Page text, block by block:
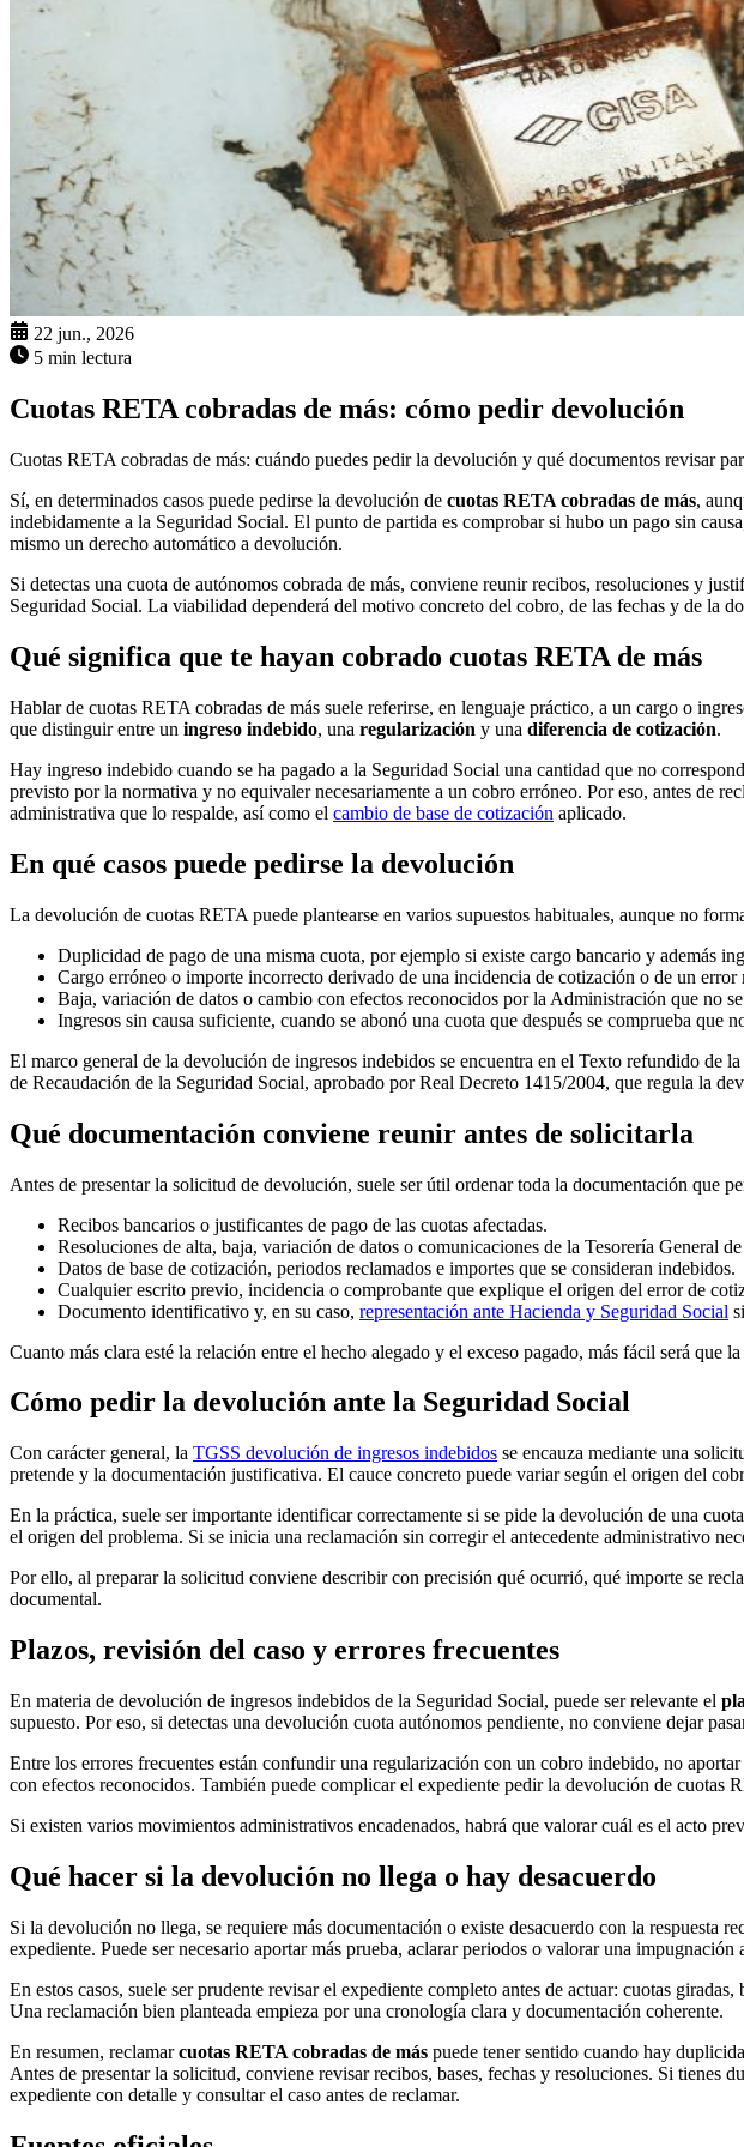
22 jun., 2026
5 min lectura
Cuotas RETA cobradas de más: cómo pedir devolución
Cuotas RETA cobradas de más: cuándo puedes pedir la devolución y qué documentos revisar
Sí, en determinados casos puede pedirse la devolución de cuotas RETA cobradas de más,
indebidamente a la Seguridad Social. El punto de partida es comprobar si hubo un pago sin
mismo un derecho automático a devolución.
Si detectas una cuota de autónomos cobrada de más, conviene reunir recibos, resoluciones y
Seguridad Social. La viabilidad dependerá del motivo concreto del cobro, de las fechas y de la
Qué significa que te hayan cobrado cuotas RETA de más
Hablar de cuotas RETA cobradas de más suele referirse, en lenguaje práctico, a un cargo o
que distinguir entre un ingreso indebido, una regularización y una diferencia de cotización.
Hay ingreso indebido cuando se ha pagado a la Seguridad Social una cantidad que no
previsto por la normativa y no equivaler necesariamente a un cobro erróneo. Por eso, antes de
administrativa que lo respalde, así como el cambio de base de cotización aplicado.
En qué casos puede pedirse la devolución
La devolución de cuotas RETA puede plantearse en varios supuestos habituales, aunque no
Duplicidad de pago de una misma cuota, por ejemplo si existe cargo bancario y además
Cargo erróneo o importe incorrecto derivado de una incidencia de cotización o de un error
Baja, variación de datos o cambio con efectos reconocidos por la Administración que no
Ingresos sin causa suficiente, cuando se abonó una cuota que después se comprueba que
El marco general de la devolución de ingresos indebidos se encuentra en el Texto refundido de
de Recaudación de la Seguridad Social, aprobado por Real Decreto 1415/2004, que regula la
Qué documentación conviene reunir antes de solicitarla
Antes de presentar la solicitud de devolución, suele ser útil ordenar toda la documentación que
Recibos bancarios o justificantes de pago de las cuotas afectadas.
Resoluciones de alta, baja, variación de datos o comunicaciones de la Tesorería General
Datos de base de cotización, periodos reclamados e importes que se consideran indebidos.
Cualquier escrito previo, incidencia o comprobante que explique el origen del error de
Documento identificativo y, en su caso, representación ante Hacienda y Seguridad Social
Cuanto más clara esté la relación entre el hecho alegado y el exceso pagado, más fácil será
Cómo pedir la devolución ante la Seguridad Social
Con carácter general, la TGSS devolución de ingresos indebidos se encauza mediante una
pretende y la documentación justificativa. El cauce concreto puede variar según el origen del
En la práctica, suele ser importante identificar correctamente si se pide la devolución de una
el origen del problema. Si se inicia una reclamación sin corregir el antecedente administrativo
Por ello, al preparar la solicitud conviene describir con precisión qué ocurrió, qué importe se
documental.
Plazos, revisión del caso y errores frecuentes
En materia de devolución de ingresos indebidos de la Seguridad Social, puede ser relevante el
supuesto. Por eso, si detectas una devolución cuota autónomos pendiente, no conviene dejar
Entre los errores frecuentes están confundir una regularización con un cobro indebido, no
con efectos reconocidos. También puede complicar el expediente pedir la devolución de cuotas
Si existen varios movimientos administrativos encadenados, habrá que valorar cuál es el acto
Qué hacer si la devolución no llega o hay desacuerdo
Si la devolución no llega, se requiere más documentación o existe desacuerdo con la respuesta
expediente. Puede ser necesario aportar más prueba, aclarar periodos o valorar una
En estos casos, suele ser prudente revisar el expediente completo antes de actuar: cuotas
Una reclamación bien planteada empieza por una cronología clara y documentación coherente.
En resumen, reclamarcuotas RETA cobradas de más puede tener sentido cuando hay
Antes de presentar la solicitud, conviene revisar recibos, bases, fechas y resoluciones. Si tienes
expediente con detalle y consultar el caso antes de reclamar.